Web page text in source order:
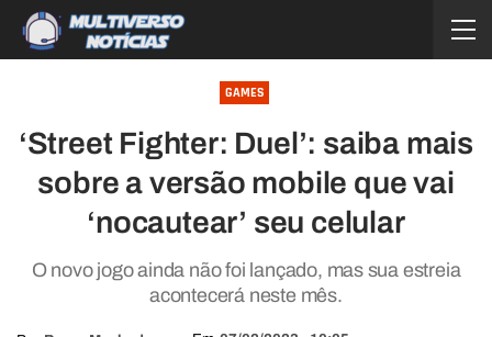
GAMES
‘Street Fighter: Duel’: saiba mais
sobre a versão mobile que vai
‘nocautear’ seu celular
O novo jogo ainda não foi lançado, mas sua estreia
acontecerá neste mês.